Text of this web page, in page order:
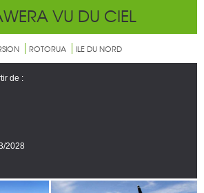
VU DU CIEL
ROTORUA ILE DU NORD
de :
2028